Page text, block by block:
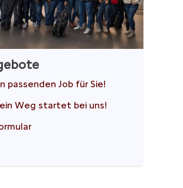
passenden Job für Sie!
Weg startet bei uns!